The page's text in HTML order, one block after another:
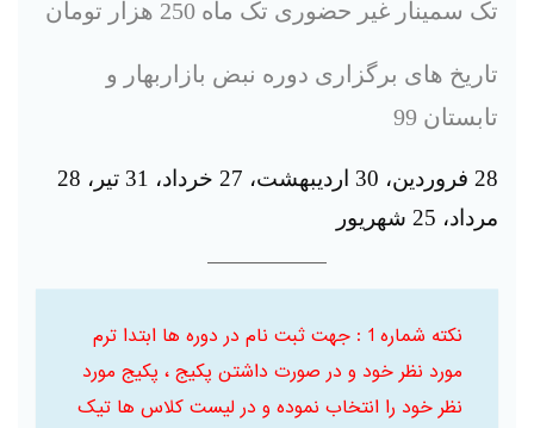
تک سمینار غیر حضوری تک ماه 250 هزار تومان
تاریخ های برگزاری دوره نبض بازاربهار و
تابستان 99
28 فروردین، 30 اردیبهشت، 27 خرداد، 31 تیر، 28
مرداد، 25 شهریور
نکته شماره 1 : جهت ثبت نام در دوره ها ابتدا ترم
مورد نظر خود و در صورت داشتن پکیج ، پکیج مورد
نظر خود را انتخاب نموده و در لیست کلاس ها تیک